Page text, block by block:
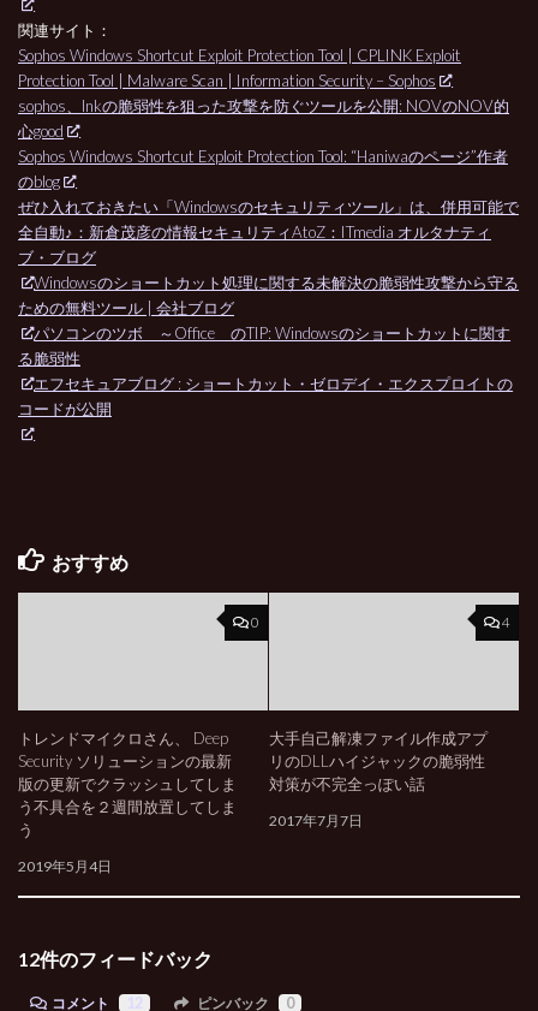
関連サイト：
Sophos Windows Shortcut Exploit Protection Tool | CPLINK Exploit
Protection Tool | Malware Scan | Information Security – Sophos
sophos、lnkの脆弱性を狙った攻撃を防ぐツールを公開: NOVのNOV的
心good
Sophos Windows Shortcut Exploit Protection Tool: “Haniwaのページ”作者
のblog
ぜひ入れておきたい「Windowsのセキュリティツール」は、併用可能で
全自動♪：新倉茂彦の情報セキュリティAtoZ：ITmedia オルタナティ
ブ・ブログ
Windowsのショートカット処理に関する未解決の脆弱性攻撃から守る
ための無料ツール | 会社ブログ
パソコンのツボ ～Office のTIP: Windowsのショートカットに関す
る脆弱性
エフセキュアブログ : ショートカット・ゼロデイ・エクスプロイトの
コードが公開
おすすめ
0
トレンドマイクロさん、 Deep
Security ソリューションの最新
版の更新でクラッシュしてしま
う不具合を２週間放置してしま
う
2019年5月4日
4
大手自己解凍ファイル作成アプ
リのDLLハイジャックの脆弱性
対策が不完全っぽい話
2017年7月7日
12件のフィードバック
コメント ピンバック 0